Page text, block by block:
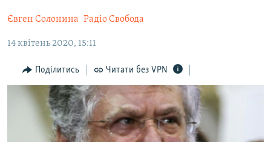
Перейти
до
ІНТЕРВ'Ю
ВСЕ ЗА ДЕНЬ
СПЕЦПРОЕКТИ
ДЕПОРТАЦІЯ
ВІДЕОУРОКИ «ELIFBE»
ЯК ОБІЙТИ БЛОКУВАННЯ
Євген Солонина Радіо Свобода
14 квітень 2020, 15:11
Поділитись Читати без VPN